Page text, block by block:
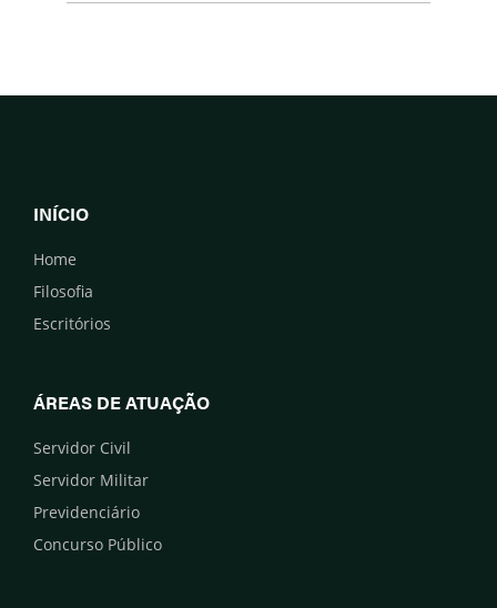
INÍCIO
Home
Filosofia
Escritórios
ÁREAS DE ATUAÇÃO
Servidor Civil
Servidor Militar
Previdenciário
Concurso Público